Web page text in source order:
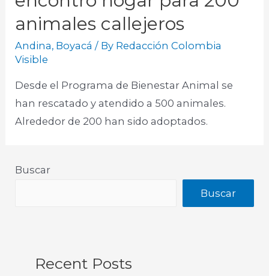
animales callejeros
Andina, Boyacá / By Redacción Colombia
Visible
Desde el Programa de Bienestar Animal se
han rescatado y atendido a 500 animales.
Alrededor de 200 han sido adoptados.
Buscar
Buscar
Recent Posts